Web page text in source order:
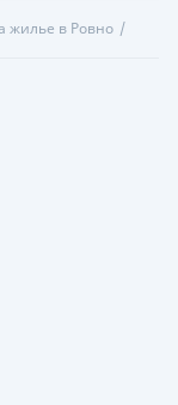
жилье в Ровно